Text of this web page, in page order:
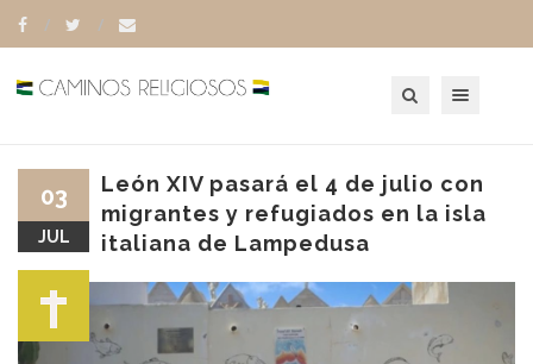
León XIV pasará el 4 de julio con
migrantes y refugiados en la isla
italiana de Lampedusa
03
JUL